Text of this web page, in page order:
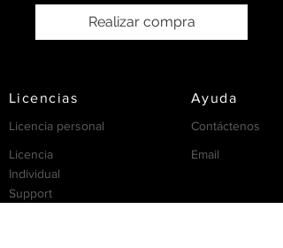
Realizar compra
Licencias Ayuda
Licencia personal
Licencia
Individual
Contáctenos
Email
Support